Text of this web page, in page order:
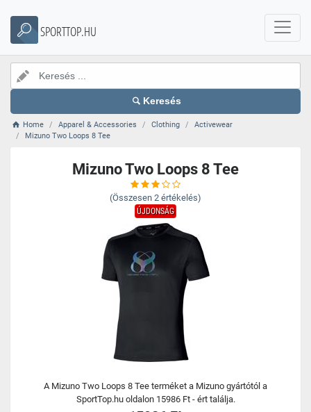
SPORTTOP.HU
Keresés
Home Apparel & Accessories Clothing
Activewear
Mizuno Two Loops 8 Tee
Mizuno Two Loops 8 Tee
(Összesen 2 értékelés)
ÚJDONSÁG
A Mizuno Two Loops 8 Tee terméket a Mizuno gyártótól a
SportTop.hu oldalon 15986 Ft - ért találja.